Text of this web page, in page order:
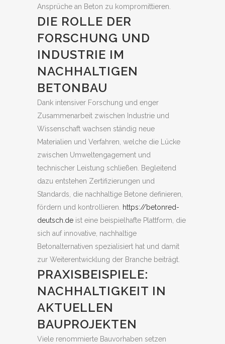
Ansprüche an Beton zu kompromittieren.
DIE ROLLE DER
FORSCHUNG UND
INDUSTRIE IM
NACHHALTIGEN
BETONBAU
Dank intensiver Forschung und enger
Zusammenarbeit zwischen Industrie und
Wissenschaft wachsen ständig neue
Materialien und Verfahren, welche die Lücke
zwischen Umweltengagement und
technischer Leistung schließen. Begleitend
dazu entstehen Zertifizierungen und
Standards, die nachhaltige Betone definieren,
fördern und kontrollieren.
https://betonred-
deutsch.de ist eine beispielhafte Plattform, die
sich auf innovative, nachhaltige
Betonalternativen spezialisiert hat und damit
zur Weiterentwicklung der Branche beiträgt.
PRAXISBEISPIELE:
NACHHALTIGKEIT IN
AKTUELLEN
BAUPROJEKTEN
Viele renommierte Bauvorhaben setzen